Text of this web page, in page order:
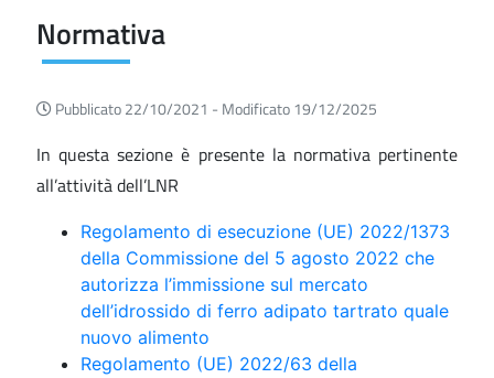
Normativa
Pubblicato 22/10/2021 - Modificato 19/12/2025
In questa sezione è presente la normativa pertinente
all’attività dell’LNR
Regolamento di esecuzione (UE) 2022/1373
della Commissione del 5 agosto 2022 che
autorizza l’immissione sul mercato
dell’idrossido di ferro adipato tartrato quale
nuovo alimento
Regolamento (UE) 2022/63 della